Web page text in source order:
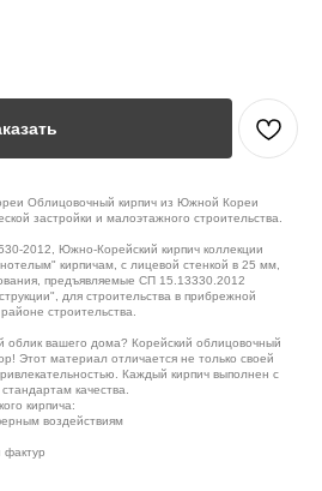
Облицовочный кирпич из Южной Кореи
застройки и малоэтажного строительства.
2012, Южно-Корейский кирпич коллекции
кирпичам, с лицевой стенкой в 25 мм,
предъявляемые СП 15.13330.2012
для строительства в прибрежной
строительства.
облик вашего дома? Корейский облицовочный
Этот материал отличается не только своей
Каждый кирпич выполнен с
качества.
кирпича:
воздействиям
фактур